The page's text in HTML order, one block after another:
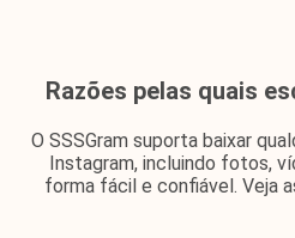
Razões pelas quais
O SSSGram suporta baixar
Instagram, incluindo fotos,
forma fácil e confiável. Veja